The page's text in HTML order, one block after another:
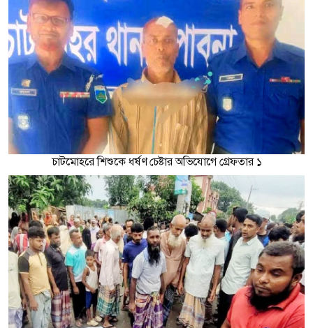
চাটমোহরে শিশুকে ধর্ষণ চেষ্টার অভিযোগে গ্রেফতার ১